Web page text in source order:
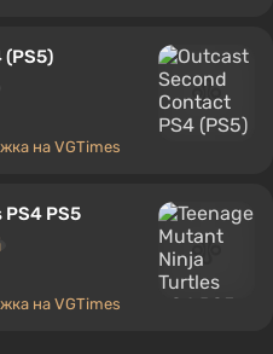
на VGTimes
PS5
на VGTimes